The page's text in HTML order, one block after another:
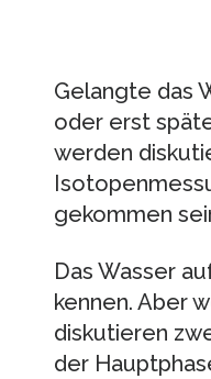
Gelangte das
oder erst
werden
gekommen
Das Wasser
kennen. Aber
diskutieren
der